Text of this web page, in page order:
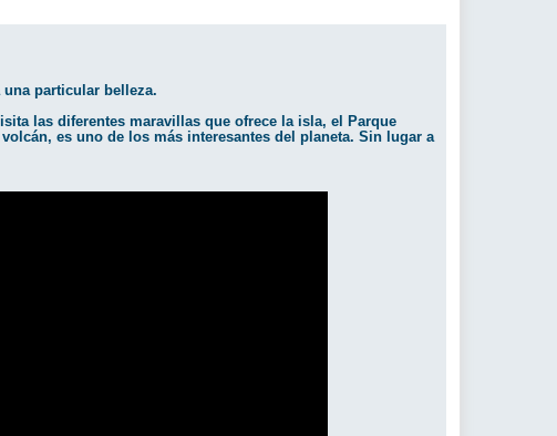
una particular belleza.
las diferentes maravillas que ofrece la isla, el Parque
es uno de los más interesantes del planeta. Sin lugar a